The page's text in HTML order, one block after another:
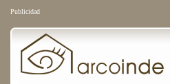
Publicidad